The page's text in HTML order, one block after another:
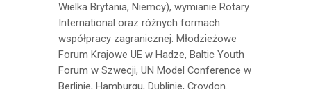
Wielka Brytania, Niemcy), wymianie Rotary
International oraz różnych formach
współpracy zagranicznej: Młodzieżowe
Forum Krajowe UE w Hadze, Baltic Youth
Forum w Szwecji, UN Model Conference w
Berlinie, Hamburgu, Dublinie, Croydon.